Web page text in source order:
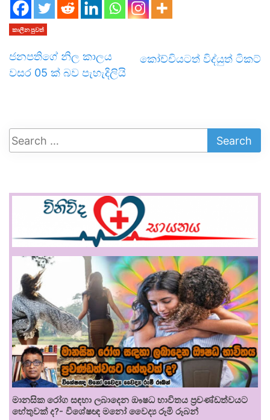
කාලීන පුවත්
ජනපතිගේ නිල කාලය
වසර 05 ක් බව පැහැදිලියි
කෝච්චියටත් විද්යුත් ටිකට්
මානසික රෝග සඳහා ලබාදෙන ඖෂධ භාවිතය ප්‍රචණ්ඩත්වයට
හේතුවක් ද?- විශේෂඥ මනෝ වෛද්‍ය රූමි රූබන්